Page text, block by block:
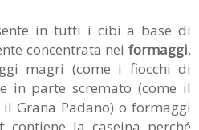
in tutti i cibi a base di
concentrata nei formaggi.
magri (come i fiocchi di
in parte scremato (come il
Grana Padano) o formaggi
contiene la caseina perché